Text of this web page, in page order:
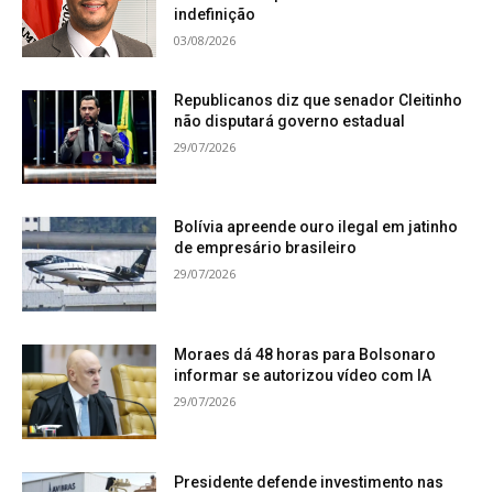
indefinição
03/08/2026
Republicanos diz que senador Cleitinho
não disputará governo estadual
29/07/2026
Bolívia apreende ouro ilegal em jatinho
de empresário brasileiro
29/07/2026
Moraes dá 48 horas para Bolsonaro
informar se autorizou vídeo com IA
29/07/2026
Presidente defende investimento nas